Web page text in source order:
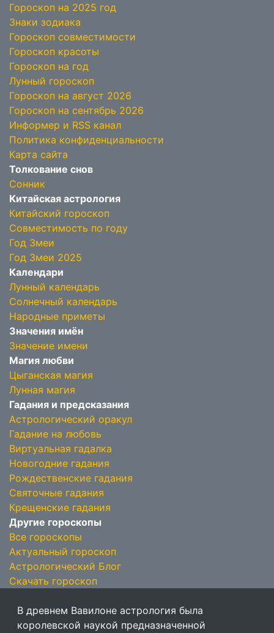
Гороскоп на 2025 год
Знаки зодиака
Гороскоп совместимости
Гороскоп красоты
Гороскоп на год
Лунный гороскоп
Гороскоп на август 2026
Гороскоп на сентябрь 2026
Информер и RSS канал
Политика конфиденциальности
Карта сайта
Толкование снов
Сонник
Китайская астрология
Китайский гороскоп
Совместимость по году
Год Змеи
Год Змеи 2025
Календари
Лунный календарь
Солнечный календарь
Народные приметы
Значения имён
Значение имени
Магия любви
Цыганская магия
Лунная магия
Гадания и предсказания
Астрологический оракул
Гадание на любовь
Виртуальная гадалка
Новогодние гадания
Рождественские гадания
Святочные гадания
Крещенские гадания
Другие гороскопы
Все гороскопы
Актуальный гороскоп
Астрологический Блог
Скачать гороскоп
В древнем Вавилоне астрология была
королевской наукой предназначенной